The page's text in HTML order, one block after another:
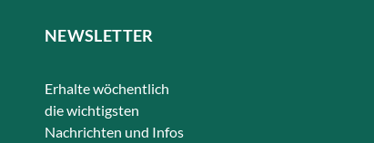
NEWSLETTER
Erhalte wöchentlich
die wichtigsten
Nachrichten und Infos